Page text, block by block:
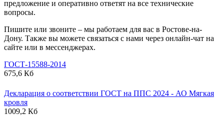
предложение и оперативно ответят на все технические
вопросы.
Пишите или звоните – мы работаем для вас в Ростове-на-
Дону. Также вы можете связаться с нами через онлайн-чат на
сайте или в мессенджерах.
ГОСТ-15588-2014
675,6 Кб
Декларация о соответствии ГОСТ на ППС 2024 - АО Мягкая
кровля
1009,2 Кб